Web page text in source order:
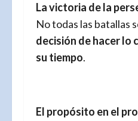
La victoria de la
No todas las batallas
decisión de hacer lo
su tiempo.
El propósito en el